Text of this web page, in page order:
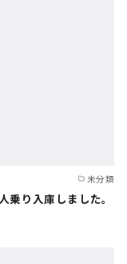
未分類
り入庫しました。